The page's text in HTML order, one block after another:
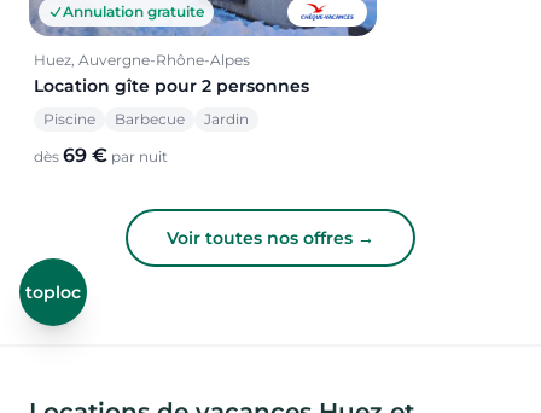
Annulation gratuite
Huez, Auvergne-Rhône-Alpes
Location gîte pour 2 personnes
Piscine Barbecue Jardin
dès 69 € par nuit
Voir toutes nos offres →
toploc